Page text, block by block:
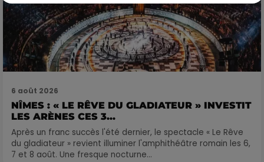
6 août 2026
NÎMES : « LE RÊVE DU GLADIATEUR » INVESTIT
LES ARÈNES CES 3...
Après un franc succès l'été dernier, le spectacle « Le Rêve
du gladiateur » revient illuminer l'amphithéâtre romain les 6,
7 et 8 août. Une fresque nocturne...